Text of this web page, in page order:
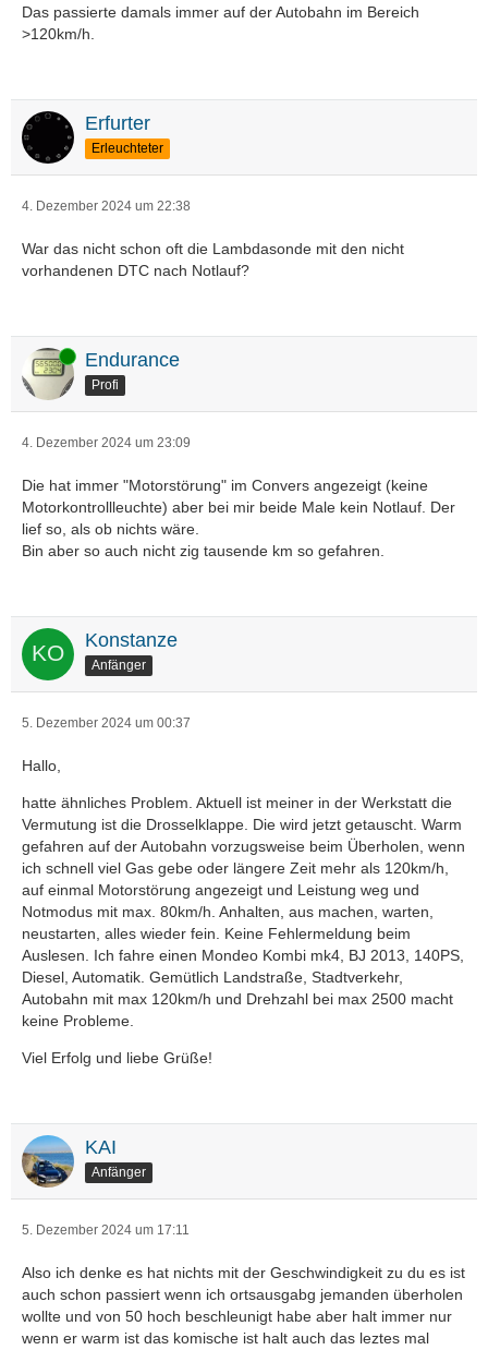
Das passierte damals immer auf der Autobahn im Bereich
>120km/h.
Erfurter
Erleuchteter
4. Dezember 2024 um 22:38
War das nicht schon oft die Lambdasonde mit den nicht
vorhandenen DTC nach Notlauf?
Online Endurance
Profi
4. Dezember 2024 um 23:09
Die hat immer "Motorstörung" im Convers angezeigt (keine
Motorkontrollleuchte) aber bei mir beide Male kein Notlauf. Der
lief so, als ob nichts wäre.
Bin aber so auch nicht zig tausende km so gefahren.
Konstanze
Anfänger
5. Dezember 2024 um 00:37
Hallo,
hatte ähnliches Problem. Aktuell ist meiner in der Werkstatt die
Vermutung ist die Drosselklappe. Die wird jetzt getauscht. Warm
gefahren auf der Autobahn vorzugsweise beim Überholen, wenn
ich schnell viel Gas gebe oder längere Zeit mehr als 120km/h,
auf einmal Motorstörung angezeigt und Leistung weg und
Notmodus mit max. 80km/h. Anhalten, aus machen, warten,
neustarten, alles wieder fein. Keine Fehlermeldung beim
Auslesen. Ich fahre einen Mondeo Kombi mk4, BJ 2013, 140PS,
Diesel, Automatik. Gemütlich Landstraße, Stadtverkehr,
Autobahn mit max 120km/h und Drehzahl bei max 2500 macht
keine Probleme.
Viel Erfolg und liebe Grüße!
KAI
Anfänger
5. Dezember 2024 um 17:11
Also ich denke es hat nichts mit der Geschwindigkeit zu du es ist
auch schon passiert wenn ich ortsausgabg jemanden überholen
wollte und von 50 hoch beschleunigt habe aber halt immer nur
wenn er warm ist das komische ist halt auch das leztes mal